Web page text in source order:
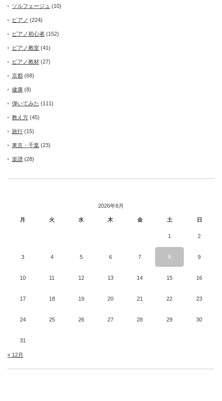
ソルフェージュ (10)
ピアノ (224)
ピアノ初心者 (152)
ピアノ教室 (41)
ピアノ教材 (27)
京都 (68)
健康 (8)
弾いてみた (111)
教え方 (45)
旅行 (15)
東京・千葉 (23)
楽譜 (28)
2026年8月
月 火 水 木 金 土 日
1 2
3 4 5 6 7 8 9
10 11 12 13 14 15 16
17 18 19 20 21 22 23
24 25 26 27 28 29 30
31
« 12月